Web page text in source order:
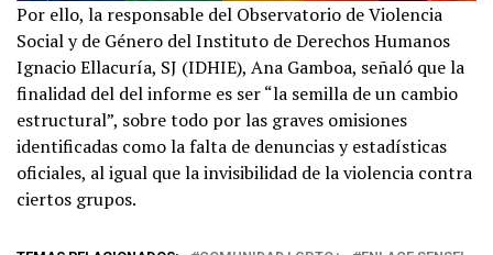
Por ello, la responsable del Observatorio de Violencia
Social y de Género del Instituto de Derechos Humanos
Ignacio Ellacuría, SJ (IDHIE), Ana Gamboa, señaló que la
finalidad del del informe es ser “la semilla de un cambio
estructural”, sobre todo por las graves omisiones
identificadas como la falta de denuncias y estadísticas
oficiales, al igual que la invisibilidad de la violencia contra
ciertos grupos.